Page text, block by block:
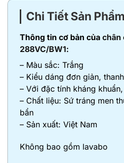
Chi Tiết Sản Phẩm
Thông tin cơ bản của chân
288VC/BW1:
– Màu sắc: Trắng
– Kiểu dáng đơn giản,
– Với đặc tính kháng
– Chất liệu: Sứ tráng men
bẩn
– Sản xuất: Việt Nam
Không bao gồm lavabo